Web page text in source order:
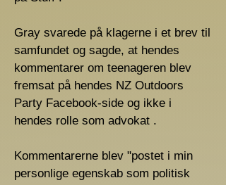
Gray svarede på klagerne i et brev til
samfundet og sagde, at hendes
kommentarer om teenageren blev
fremsat på hendes NZ Outdoors
Party Facebook-side og ikke i
hendes rolle som advokat .
Kommentarerne blev "postet i min
personlige egenskab som politisk